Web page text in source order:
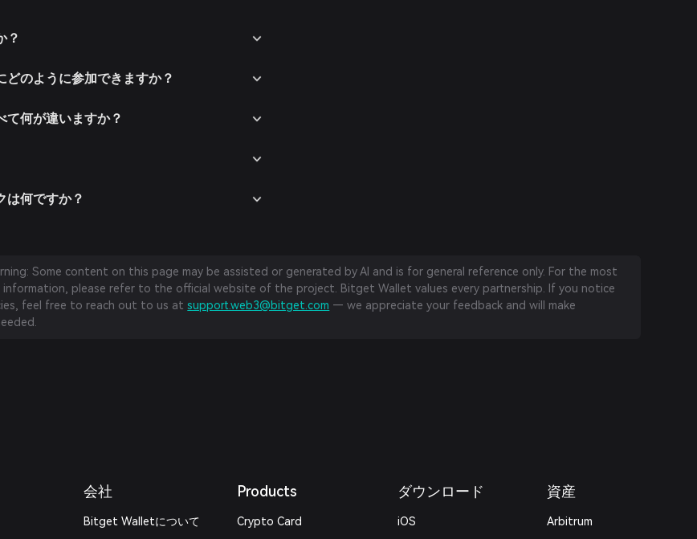
？
のように参加できますか？
て何が違いますか？
は何ですか？
Some content on this page may be assisted or generated by AI and is for general reference only. For the most
please refer to the official website of the project. Bitget Wallet values every partnership. If you notice
feel free to reach out to us atsupport.web3@bitget.com — we appreciate your feedback and will make
会社
Bitget Walletについて
Products
Crypto Card
ダウンロード
iOS
資産
Arbitrum